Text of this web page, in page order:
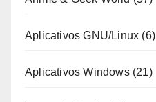
Aplicativos GNU/Linux (6)
Aplicativos Windows(21)